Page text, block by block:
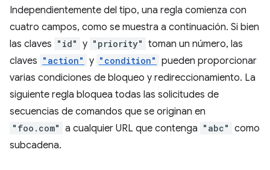
Independientemente del tipo, una regla comienza con
cuatro campos, como se muestra a continuación. Si bien
las claves "id" y "priority" toman un número, las
claves "action" y "condition" pueden proporcionar
varias condiciones de bloqueo y redireccionamiento. La
siguiente regla bloquea todas las solicitudes de
secuencias de comandos que se originan en
"foo.com" a cualquier URL que contenga "abc" como
subcadena.